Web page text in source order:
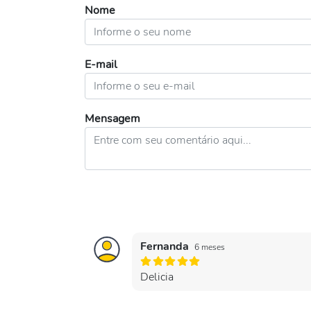
Nome
E-mail
Mensagem
Fernanda 6 meses
Delicia